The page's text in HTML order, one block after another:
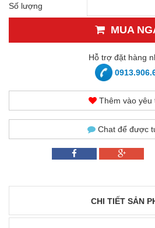
Số lượng
MUA
Hỗ trợ đặt hàng
Thêm vào yêu
Chat để được
CHI TIẾT SẢN